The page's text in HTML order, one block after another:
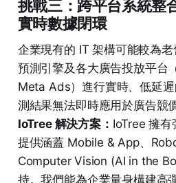
挑戰三：跨平台系統整
實時數據閉環
企業現有的 IT 架構可能較為
預測引擎及各大廣告投放平台
Meta Ads）進行實時、低延
測結果無法即時應用於廣告競價
IoTree 解決方案： IoTree 擁有
提供涵蓋 Mobile & App、
Computer Vision (AI in the
持。我們能為企業量身構建高